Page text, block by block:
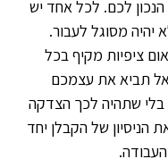
לכם. לכל אחד יש
מסוגל לעבור.
ציפיות מקיף בכל
אל תביא את עצמכם
שתהיה לכך הצדקה
הניסיון של הקבלן יחד